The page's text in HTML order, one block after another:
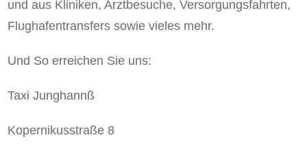
und aus Kliniken, Arztbesuche, Versorgungsfahrten,
Flughafentransfers sowie vieles mehr.
Und So erreichen Sie uns:
Taxi Junghannß
Kopernikusstraße 8